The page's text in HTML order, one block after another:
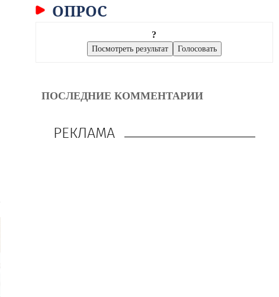
ОПРОС
?
ПОСЛЕДНИЕ КОММЕНТАРИИ
РЕКЛАМА